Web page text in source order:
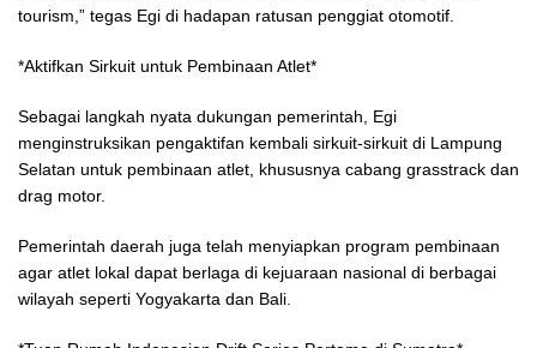
tourism,” tegas Egi di hadapan ratusan penggiat otomotif.
*Aktifkan Sirkuit untuk Pembinaan Atlet*
Sebagai langkah nyata dukungan pemerintah, Egi
menginstruksikan pengaktifan kembali sirkuit-sirkuit di Lampung
Selatan untuk pembinaan atlet, khususnya cabang grasstrack dan
drag motor.
Pemerintah daerah juga telah menyiapkan program pembinaan
agar atlet lokal dapat berlaga di kejuaraan nasional di berbagai
wilayah seperti Yogyakarta dan Bali.